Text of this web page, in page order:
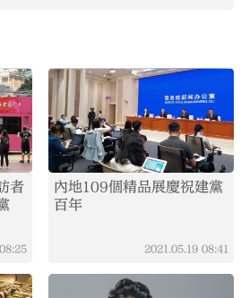
者
08:25
內地109個精品展慶祝建黨
百年
2021.05.19 08:41